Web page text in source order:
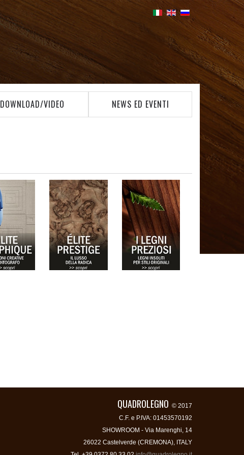
DOWNLOAD/VIDEO NEWS ED EVENTI
QUADROLEGNO © 2017
C.F. e P.IVA: 01453570192
SHOWROOM - Via Marenghi, 14
26022 Castelverde (CREMONA), ITALY